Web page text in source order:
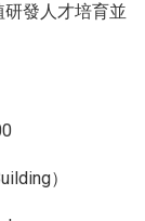
研發人才培育並
）